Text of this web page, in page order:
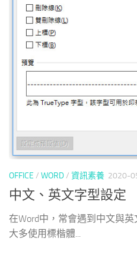
OFFICE / WORD/ 資訊素養 2020-
中文、英文字型設定
在Word中，常會遇到中文與
大多使用標楷體...